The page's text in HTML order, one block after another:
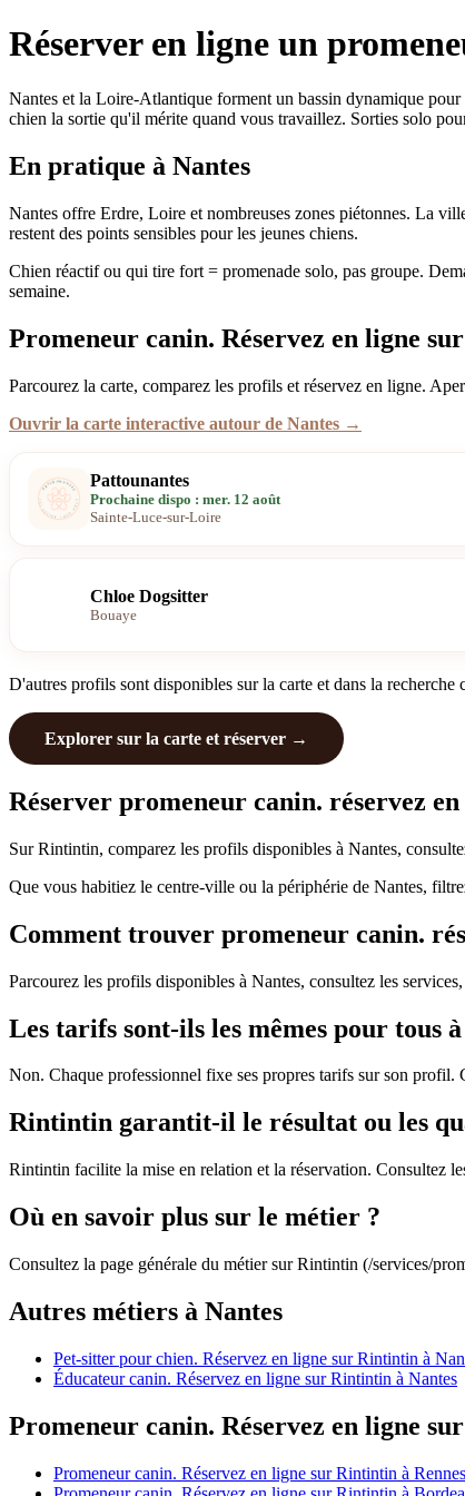
Réserver en ligne un
Nantes et la Loire-Atlantique forment un bassin dynamique
chien la sortie qu'il mérite quand vous travaillez. Sorties solo
En pratique à Nantes
Nantes offre Erdre, Loire et nombreuses zones piétonnes. La
restent des points sensibles pour les jeunes chiens.
Chien réactif ou qui tire fort = promenade solo, pas groupe.
semaine.
Promeneur canin. Réservez en ligne
Parcourez la carte, comparez les profils et réservez en ligne.
Ouvrir la carte interactive autour de Nantes →
Pattounantes
Prochaine dispo : mer. 12 août
Sainte-Luce-sur-Loire
Chloe Dogsitter
Bouaye
D'autres profils sont disponibles sur la carte et dans la recherche
Explorer sur la carte et réserver →
Réserver promeneur canin. réservez
Sur Rintintin, comparez les profils disponibles à Nantes,
Que vous habitiez le centre-ville ou la périphérie de Nantes,
Comment trouver promeneur canin.
Parcourez les profils disponibles à Nantes, consultez les
Les tarifs sont-ils les mêmes pour tous
Non. Chaque professionnel fixe ses propres tarifs sur son profil.
Rintintin garantit-il le résultat ou les
Rintintin facilite la mise en relation et la réservation. Consultez
Où en savoir plus sur le métier ?
Consultez la page générale du métier sur Rintintin (/services/
Autres métiers à Nantes
Pet-sitter pour chien. Réservez en ligne sur Rintintin à
Éducateur canin. Réservez en ligne sur Rintintin à Nantes
Promeneur canin. Réservez en ligne
Promeneur canin. Réservez en ligne sur Rintintin à Rennes